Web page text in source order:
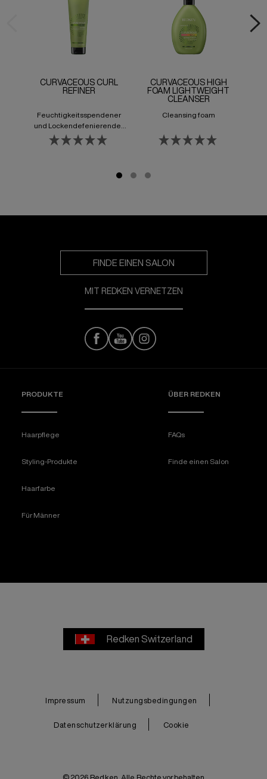
CURVACEOUS CURL
REFINER
Feuchtigkeitsspendener
und Lockendefenierender
Primer
CURVACEOUS HIGH
FOAM LIGHTWEIGHT
CLEANSER
Cleansing foam
FINDE EINEN SALON
MIT REDKEN VERNETZEN
PRODUKTE
Haarpflege
Styling-Produkte
Haarfarbe
Für Männer
ÜBER REDKEN​
FAQs
Finde einen Salon
Redken Switzerland
Impressum Nutzungsbedingungen
Datenschutzerklärung Cookie